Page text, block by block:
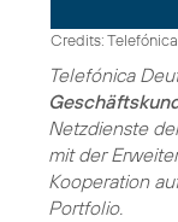
Credits:
Telefónica
Netzdienste
mit der
Kooperation
Portfolio.